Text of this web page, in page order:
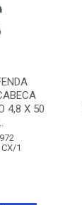
4,8 X 50
1